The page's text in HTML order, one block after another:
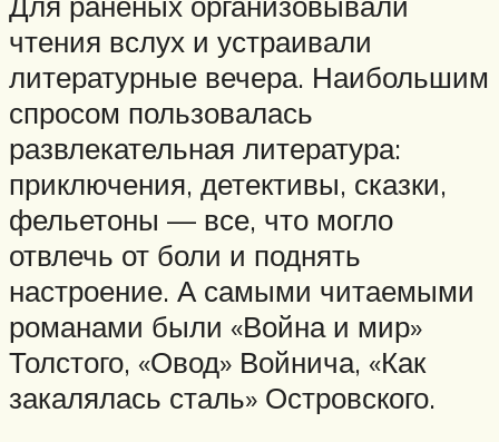
чтения вслух и устраивали
литературные вечера. Наибольшим
спросом пользовалась
развлекательная литература:
приключения, детективы, сказки,
фельетоны — все, что могло
отвлечь от боли и поднять
настроение. А самыми читаемыми
романами были «Война и мир»
Толстого, «Овод» Войнича, «Как
закалялась сталь» Островского.